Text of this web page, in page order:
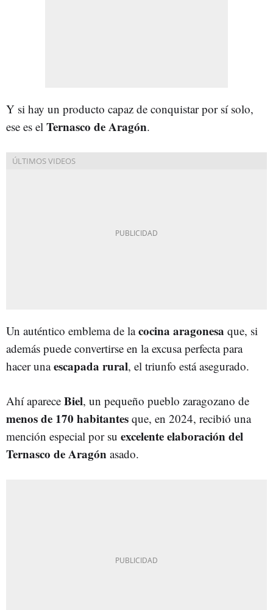
Y si hay un producto capaz de conquistar por sí solo,
ese es el Ternasco de Aragón.
Un auténtico emblema de lacocina aragonesa que, si
además puede convertirse en la excusa perfecta para
hacer unaescapada rural, el triunfo está asegurado.
Ahí aparece Biel, un pequeño pueblo zaragozano de
menos de 170 habitantes que, en 2024, recibió una
mención especial por su excelente elaboración del
Ternasco de Aragón asado.